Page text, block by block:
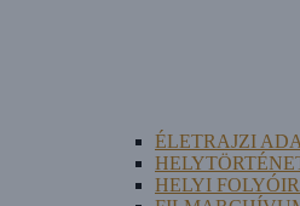
ÉLETRAJZI
HELYI